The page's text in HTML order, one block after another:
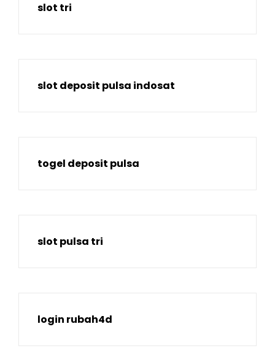
slot tri
slot deposit pulsa indosat
togel deposit pulsa
slot pulsa tri
login rubah4d